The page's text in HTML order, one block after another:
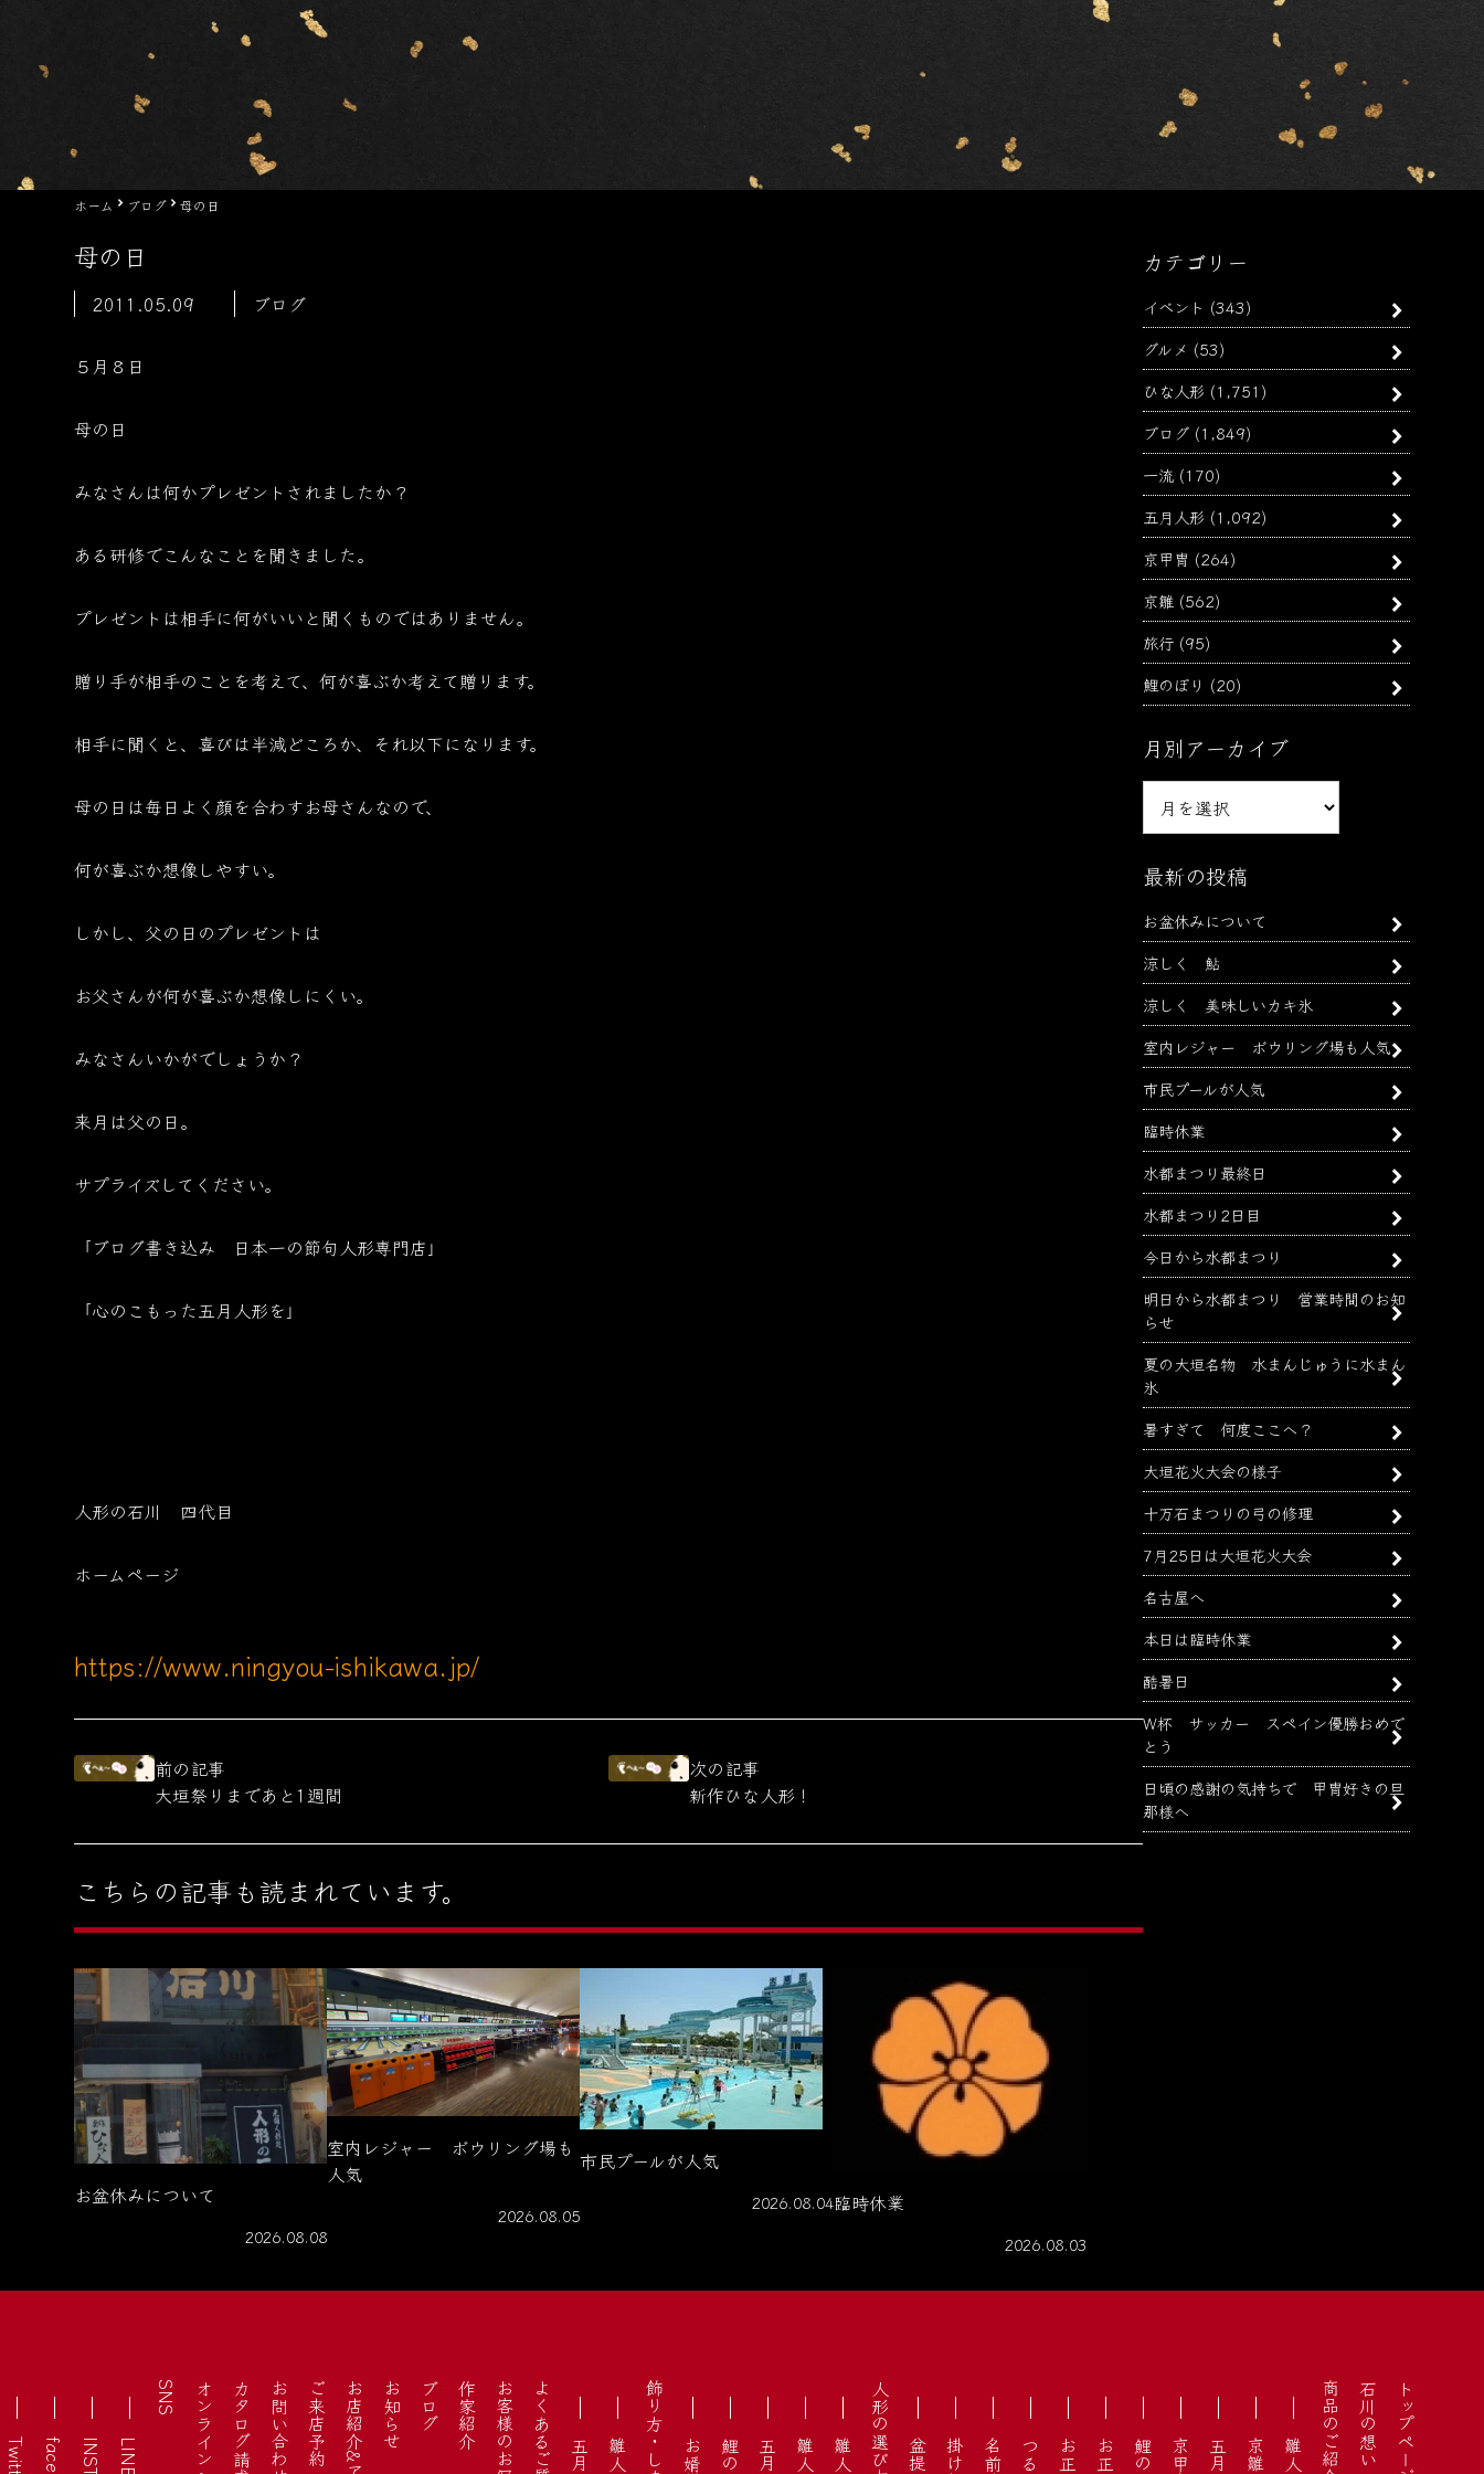
ホーム ブログ 母の日
母の日
2011.05.09 ブログ
５月８日
母の日
みなさんは何かプレゼントされましたか？
ある研修でこんなことを聞きました。
プレゼントは相手に何がいいと聞くものではありません。
贈り手が相手のことを考えて、何が喜ぶか考えて贈ります。
相手に聞くと、喜びは半減どころか、それ以下になります。
母の日は毎日よく顔を合わすお母さんなので、
何が喜ぶか想像しやすい。
しかし、父の日のプレゼントは
お父さんが何が喜ぶか想像しにくい。
みなさんいかがでしょうか？
来月は父の日。
サプライズしてください。
「ブログ書き込み 日本一の節句人形専門店」
「心のこもった五月人形を」
人形の石川 四代目
ホームページ
https://www.ningyou-ishikawa.jp/
前の記事
大垣祭りまであと1週間
次の記事
新作ひな人形！
こちらの記事も読まれています。
お盆休みについて
2026.08.08
室内レジャー ボウリング場も
人気
2026.08.05
市民プールが人気
2026.08.04臨時休業
2026.08.03
カテゴリー
イベント (343)
グルメ (53)
ひな人形 (1,751)
ブログ(1,849)
一流(170)
五月人形 (1,092)
京甲冑 (264)
京雛(562)
旅行(95)
鯉のぼり (20)
月別アーカイブ
ー
イ
ブ
最新の投稿
お盆休みについて
涼しく 鮎
涼しく 美味しいカキ氷
室内レジャー ボウリング場も人気
市民プールが人気
臨時休業
水都まつり最終日
水都まつり2日目
今日から水都まつり
明日から水都まつり 営業時間のお知
らせ
夏の大垣名物 水まんじゅうに水まん
氷
暑すぎて 何度ここへ？
大垣花火大会の様子
十万石まつりの弓の修理
7月25日は大垣花火大会
名古屋へ
本日は臨時休業
酷暑日
W杯 サッカー スペイン優勝おめで
とう
日頃の感謝の気持ちで 甲冑好きの旦
那様へ
トップページ
石川の想い
商品のご紹介
雛人形
京雛
京甲冑
人形の選び方
よくあるご質問
お客様のお写真
作家紹介
ブログ
お知らせ
ご来店予約
お問い合わせ
カタログ請求
SNS
LINE